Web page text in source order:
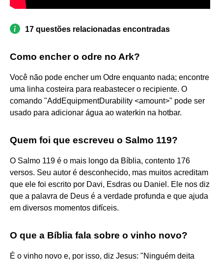
17 questões relacionadas encontradas
Como encher o odre no Ark?
Você não pode encher um Odre enquanto nada; encontre
uma linha costeira para reabastecer o recipiente. O
comando "AddEquipmentDurability <amount>" pode ser
usado para adicionar água ao waterkin na hotbar.
Quem foi que escreveu o Salmo 119?
O Salmo 119 é o mais longo da Bíblia, contento 176
versos. Seu autor é desconhecido, mas muitos acreditam
que ele foi escrito por Davi, Esdras ou Daniel. Ele nos diz
que a palavra de Deus é a verdade profunda e que ajuda
em diversos momentos difíceis.
O que a Bíblia fala sobre o vinho novo?
É o vinho novo e, por isso, diz Jesus: "Ninguém deita